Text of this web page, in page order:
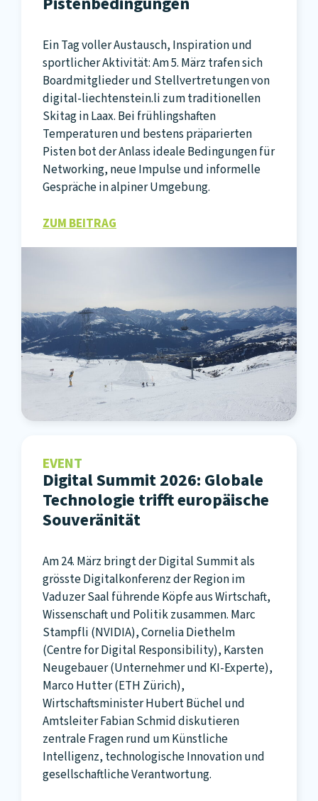
Ein Tag voller Austausch, Inspiration und
sportlicher Aktivität: Am 5. März trafen sich
Boardmitglieder und Stellvertretungen von
digital-liechtenstein.li zum traditionellen
Skitag in Laax. Bei frühlingshaften
Temperaturen und bestens präparierten
Pisten bot der Anlass ideale Bedingungen für
Networking, neue Impulse und informelle
Gespräche in alpiner Umgebung.
ZUM BEITRAG
EVENT
Digital Summit 2026: Globale
Technologie trifft europäische
Souveränität
Am 24. März bringt der Digital Summit als
grösste Digitalkonferenz der Region im
Vaduzer Saal führende Köpfe aus Wirtschaft,
Wissenschaft und Politik zusammen. Marc
Stampfli (NVIDIA), Cornelia Diethelm
(Centre for Digital Responsibility), Karsten
Neugebauer (Unternehmer und KI-Experte),
Marco Hutter (ETH Zürich),
Wirtschaftsminister Hubert Büchel und
Amtsleiter Fabian Schmid diskutieren
zentrale Fragen rund um Künstliche
Intelligenz, technologische Innovation und
gesellschaftliche Verantwortung.